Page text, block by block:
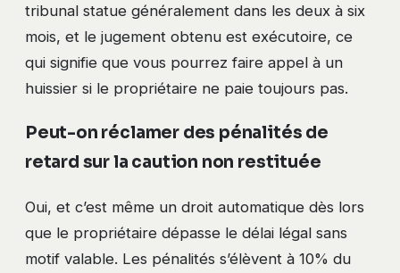
tribunal statue généralement dans les deux à six
mois, et le jugement obtenu est exécutoire, ce
qui signifie que vous pourrez faire appel à un
huissier si le propriétaire ne paie toujours pas.
Peut-on réclamer des pénalités de
retard sur la caution non restituée
Oui, et c’est même un droit automatique dès lors
que le propriétaire dépasse le délai légal sans
motif valable. Les pénalités s’élèvent à 10% du